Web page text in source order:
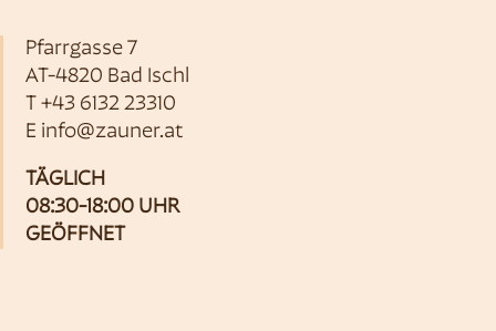
Pfarrgasse 7
AT-4820 Bad Ischl
T +43 6132 23310
E info@zauner.at
TÄGLICH
08:30-18:00 UHR
GEÖFFNET